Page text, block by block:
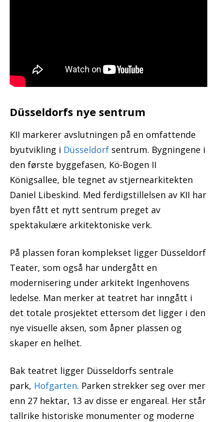
Düsseldorfs nye sentrum
KII markerer avslutningen på en omfattende
byutvikling i Düsseldorf sentrum. Bygningene i
den første byggefasen, Kö-Bogen II
Königsallee, ble tegnet av stjernearkitekten
Daniel Libeskind. Med ferdigstillelsen av KII har
byen fått et nytt sentrum preget av
spektakulære arkitektoniske verk.
På plassen foran komplekset ligger Düsseldorf
Teater, som også har undergått en
modernisering under arkitekt Ingenhovens
ledelse. Man merker at teatret har inngått i
det totale prosjektet ettersom det ligger i den
nye visuelle aksen, som åpner plassen og
skaper en helhet.
Bak teatret ligger Düsseldorfs sentrale
park, Hofgarten. Parken strekker seg over mer
enn 27 hektar, 13 av disse er engareal. Her står
tallrike historiske monumenter og moderne